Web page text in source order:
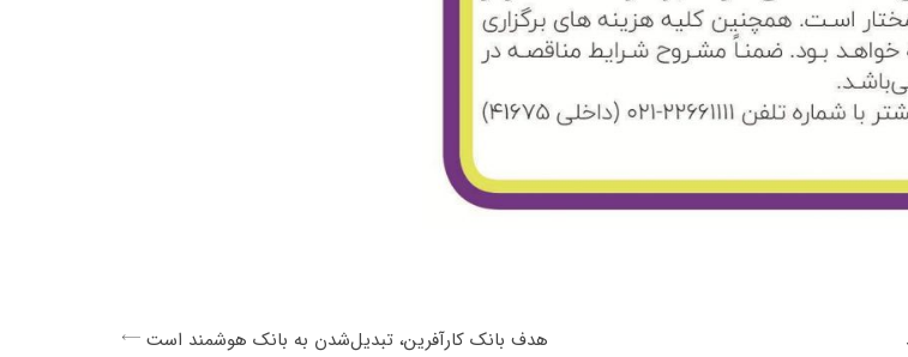
هدف بانک کارآفرین، تبدیل‌شدن به بانک هوشمند است